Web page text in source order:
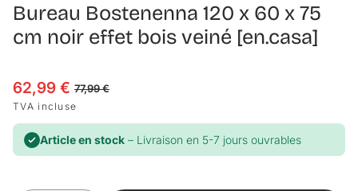
Bureau Bostenenna 120 x 60 x 75
cm noir effet bois veiné [en.casa]
Prix en solde
62,99 €
Prix habituel
77,99 €
TVA incluse
Article en stock – Livraison en 5-7 jours ouvrables